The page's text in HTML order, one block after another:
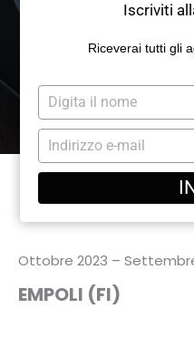
Ottobre 2023 –
EMPOLI (FI)
Iscriviti
Riceverai tutti gli
Digita
il
nome
Digita
l'email